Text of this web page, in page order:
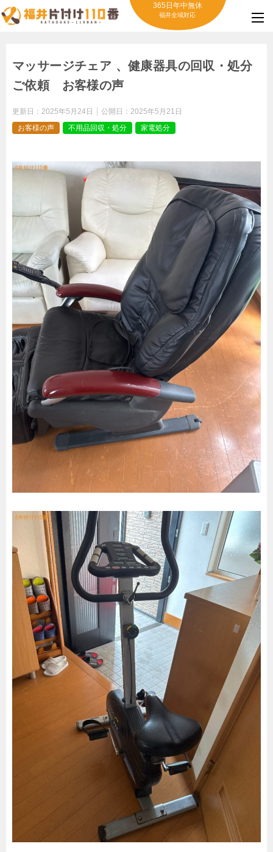
365日年中無休
福井全域対応
マッサージチェア 、健康器具の回収・処分
ご依頼 お客様の声
更新日： 2025年5月24日 公開日： 2025年5月21日
お客様の声
不用品回収・処分 家電処分